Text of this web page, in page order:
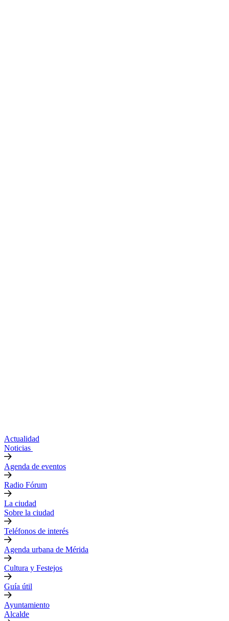
Actualidad
Noticias
Agenda de eventos
Radio Fórum
La ciudad
Sobre la ciudad
Teléfonos de interés
Agenda urbana de Mérida
Cultura y Festejos
Guía útil
Ayuntamiento
Alcalde